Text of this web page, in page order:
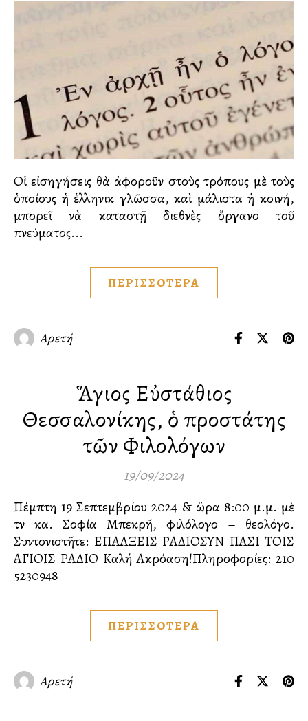
Οἱ εἰσηγήσεις θὰ ἀφοροῦν στοὺς τρόπους μὲ τοὺς
ὁποίους ἡ ἑλληνικὴ γλῶσσα, καὶ μάλιστα ἡ κοινή,
μπορεῖ νὰ καταστῇ διεθνὲς ὄργανο τοῦ
πνεύματος...
ΠΕΡΙΣΣΟΤΕΡΑ
Αρετή
Ἅγιος Εὐστάθιος
Θεσσαλονίκης, ὁ προστάτης
τῶν Φιλολόγων
19/09/2024
Πέμπτη 19 Σεπτεμβρίου 2024 & ὥρα 8:00 μ.μ. μὲ
τὴν κα. Σοφία Μπεκρῆ, φιλόλογο – θεολόγο.
Συντονιστῆτε: ΕΠΑΛΞΕΙΣ ΡΑΔΙΟΣΥΝ ΠΑΣΙ ΤΟΙΣ
ΑΓΙΟΙΣ ΡΑΔΙΟ Καλή Ακρόαση!Πληροφορίες: 210
5230948
ΠΕΡΙΣΣΟΤΕΡΑ
Αρετή